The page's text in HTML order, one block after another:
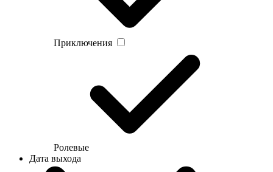
Приключения
Ролевые
Дата выхода